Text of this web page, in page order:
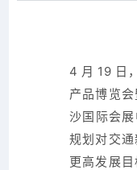
4 月 19 日
产品博览
沙国际会
规划对交
更高发展